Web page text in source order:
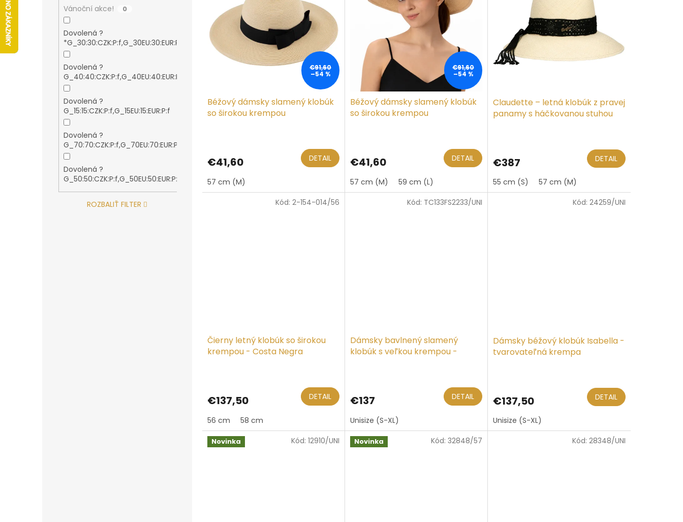
Vánoční akce! 0
Dovolená ?
*G_30:30:CZK:P:f,G_30EU:30:EUR:P:f
Dovolená ?
G_40:40:CZK:P:f,G_40EU:40:EUR:P:f
Dovolená ?
G_15:15:CZK:P:f,G_15EU:15:EUR:P:f
Dovolená ?
G_70:70:CZK:P:f,G_70EU:70:EUR:P:f
Dovolená ?
G_50:50:CZK:P:f,G_50EU:50:EUR:P:f
ROZBALIŤ FILTER
€91,60
–54 %
Béžový dámsky slamený klobúk
so širokou krempou
€41,60 DETAIL
57 cm (M)
€91,60
–54 %
Béžový dámsky slamený klobúk
so širokou krempou
€41,60 DETAIL
57 cm (M) 59 cm (L)
Claudette – letná klobúk z pravej
panamy s háčkovanou stuhou
€387 DETAIL
55 cm (S) 57 cm (M)
Čierny letný klobúk so širokou
krempou - Costa Negra
€137,50 DETAIL
56 cm 58 cm
Kód: 2-154-014/56
Dámsky bavlnený slamený
klobúk s veľkou krempou -
€137 DETAIL
Unisize (S-XL)
Kód: TC133FS2233/UNI
Dámsky béžový klobúk Isabella -
tvarovateľná krempa
€137,50 DETAIL
Unisize (S-XL)
Kód: 24259/UNI
Novinka Kód: 12910/UNI Novinka Kód: 32848/57 Kód: 28348/UNI